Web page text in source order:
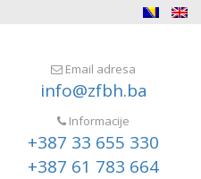
Email adresa
info@zfbh.ba
Informacije
+387 33 655 330
+387 61 783 664